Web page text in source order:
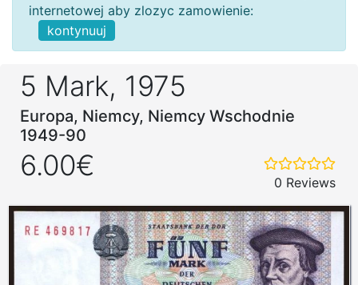
internetowej aby zlozyc zamowienie:
kontynuuj
5 Mark, 1975
Europa, Niemcy, Niemcy Wschodnie
1949-90
6.00€
0 Reviews